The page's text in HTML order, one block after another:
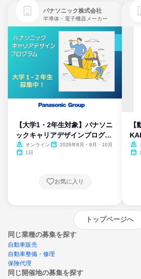
パナソニック株式会社
半導体・電子機器メーカー
【大学1・2年生対象】パナソニ
ックキャリアデザインプログラ
ム
オンライン
2026年8月・9月・10月
1日
お気に入り
【
トップページへ
同じ業種の募集を探す
自動車販売
自動車整備・修理
保険代理
同じ開催地の募集を探す